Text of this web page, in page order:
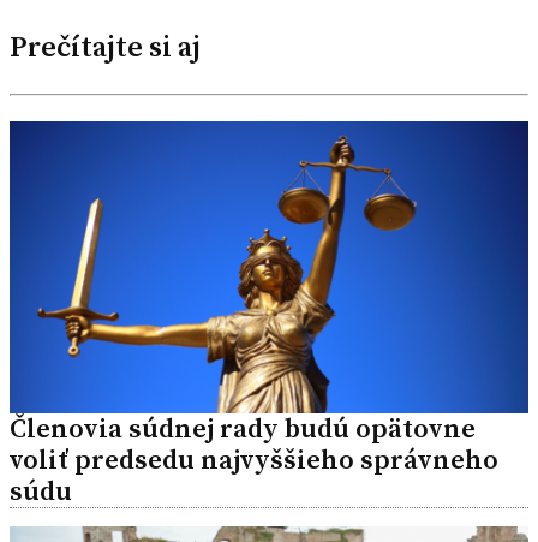
Prečítajte si aj
Členovia súdnej rady budú opätovne
voliť predsedu najvyššieho správneho
súdu